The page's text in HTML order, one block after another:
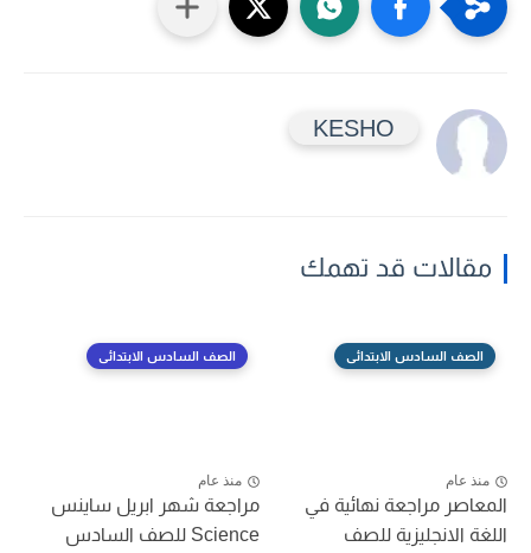
KESHO
مقالات قد تهمك
الصف السادس الابتدائى
منذ عام
المعاصر مراجعة نهائية في
اللغة الانجليزية للصف
الصف السادس الابتدائى
منذ عام
مراجعة شهر ابريل ساينس
Science للصف السادس